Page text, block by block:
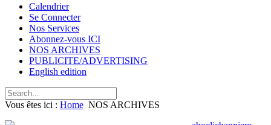
Calendrier
Se Connecter
Nos Services
Abonnez-vous ICI
NOS ARCHIVES
PUBLICITE/ADVERTISING
English edition
Vous êtes ici : Home NOS ARCHIVES